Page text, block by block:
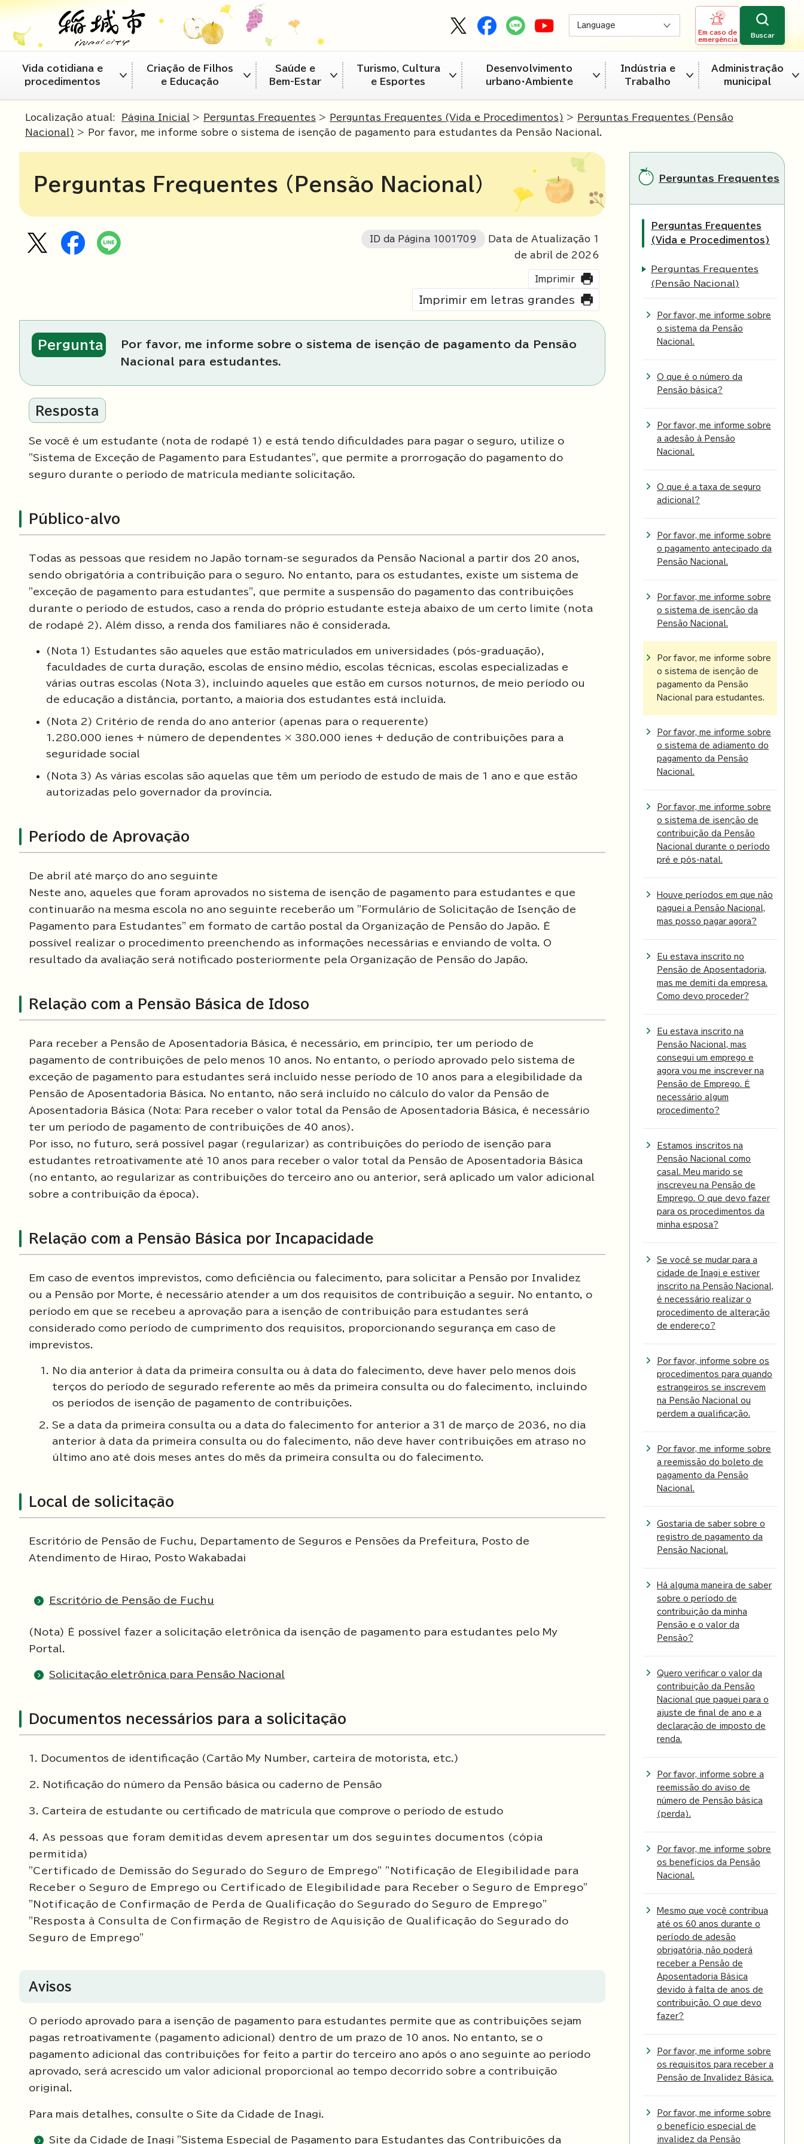
Language
Em caso de
emergência
Buscar
Vida cotidiana e
procedimentos
Criação de Filhos
e Educação
Saúde e
Bem-Estar
Turismo, Cultura
e Esportes
Desenvolvimento
urbano・Ambiente
Indústria e
Trabalho
Administração
municipal
Localização atual: Página Inicial > Perguntas Frequentes > Perguntas Frequentes (Vida e Procedimentos) >
Perguntas Frequentes (Pensão
Nacional) > Por favor, me informe sobre o sistema de isenção de pagamento para estudantes da Pensão Nacional.
Perguntas Frequentes (Pensão Nacional)
ID da Página 1001709
Data de Atualização 1
de abril de 2026
Imprimir
Imprimir em letras grandes
Pergunta
Por favor, me informe sobre o sistema de isenção de pagamento da Pensão
Nacional para estudantes.
Resposta
Se você é um estudante (nota de rodapé 1) e está tendo dificuldades para pagar o seguro, utilize o
"Sistema de Exceção de Pagamento para Estudantes", que permite a prorrogação do pagamento do
seguro durante o período de matrícula mediante solicitação.
Público-alvo
Todas as pessoas que residem no Japão tornam-se segurados da Pensão Nacional a partir dos 20 anos,
sendo obrigatória a contribuição para o seguro. No entanto, para os estudantes, existe um sistema de
"exceção de pagamento para estudantes", que permite a suspensão do pagamento das contribuições
durante o período de estudos, caso a renda do próprio estudante esteja abaixo de um certo limite (nota
de rodapé 2). Além disso, a renda dos familiares não é considerada.
(Nota 1) Estudantes são aqueles que estão matriculados em universidades (pós-graduação),
faculdades de curta duração, escolas de ensino médio, escolas técnicas, escolas especializadas e
várias outras escolas (Nota 3), incluindo aqueles que estão em cursos noturnos, de meio período ou
de educação a distância, portanto, a maioria dos estudantes está incluída.
(Nota 2) Critério de renda do ano anterior (apenas para o requerente)
1.280.000 ienes + número de dependentes × 380.000 ienes + dedução de contribuições para a
seguridade social
(Nota 3) As várias escolas são aquelas que têm um período de estudo de mais de 1 ano e que estão
autorizadas pelo governador da província.
Período de Aprovação
De abril até março do ano seguinte
Neste ano, aqueles que foram aprovados no sistema de isenção de pagamento para estudantes e que
continuarão na mesma escola no ano seguinte receberão um "Formulário de Solicitação de Isenção de
Pagamento para Estudantes" em formato de cartão postal da Organização de Pensão do Japão. É
possível realizar o procedimento preenchendo as informações necessárias e enviando de volta. O
resultado da avaliação será notificado posteriormente pela Organização de Pensão do Japão.
Relação com a Pensão Básica de Idoso
Para receber a Pensão de Aposentadoria Básica, é necessário, em princípio, ter um período de
pagamento de contribuições de pelo menos 10 anos. No entanto, o período aprovado pelo sistema de
exceção de pagamento para estudantes será incluído nesse período de 10 anos para a elegibilidade da
Pensão de Aposentadoria Básica. No entanto, não será incluído no cálculo do valor da Pensão de
Aposentadoria Básica (Nota: Para receber o valor total da Pensão de Aposentadoria Básica, é necessário
ter um período de pagamento de contribuições de 40 anos).
Por isso, no futuro, será possível pagar (regularizar) as contribuições do período de isenção para
estudantes retroativamente até 10 anos para receber o valor total da Pensão de Aposentadoria Básica
(no entanto, ao regularizar as contribuições do terceiro ano ou anterior, será aplicado um valor adicional
sobre a contribuição da época).
Relação com a Pensão Básica por Incapacidade
Em caso de eventos imprevistos, como deficiência ou falecimento, para solicitar a Pensão por Invalidez
ou a Pensão por Morte, é necessário atender a um dos requisitos de contribuição a seguir. No entanto, o
período em que se recebeu a aprovação para a isenção de contribuição para estudantes será
considerado como período de cumprimento dos requisitos, proporcionando segurança em caso de
imprevistos.
No dia anterior à data da primeira consulta ou à data do falecimento, deve haver pelo menos dois
terços do período de segurado referente ao mês da primeira consulta ou do falecimento, incluindo
os períodos de isenção de pagamento de contribuições.
Se a data da primeira consulta ou a data do falecimento for anterior a 31 de março de 2036, no dia
anterior à data da primeira consulta ou do falecimento, não deve haver contribuições em atraso no
último ano até dois meses antes do mês da primeira consulta ou do falecimento.
Local de solicitação
Escritório de Pensão de Fuchu, Departamento de Seguros e Pensões da Prefeitura, Posto de
Atendimento de Hirao, Posto Wakabadai
Escritório de Pensão de Fuchu
(Nota) É possível fazer a solicitação eletrônica da isenção de pagamento para estudantes pelo My
Portal.
Solicitação eletrônica para Pensão Nacional
Documentos necessários para a solicitação
1. Documentos de identificação (Cartão My Number, carteira de motorista, etc.)
2. Notificação do número da Pensão básica ou caderno de Pensão
3. Carteira de estudante ou certificado de matrícula que comprove o período de estudo
4. As pessoas que foram demitidas devem apresentar um dos seguintes documentos (cópia
permitida)
"Certificado de Demissão do Segurado do Seguro de Emprego" "Notificação de Elegibilidade para
Receber o Seguro de Emprego ou Certificado de Elegibilidade para Receber o Seguro de Emprego"
"Notificação de Confirmação de Perda de Qualificação do Segurado do Seguro de Emprego"
"Resposta à Consulta de Confirmação de Registro de Aquisição de Qualificação do Segurado do
Seguro de Emprego"
Avisos
O período aprovado para a isenção de pagamento para estudantes permite que as contribuições sejam
pagas retroativamente (pagamento adicional) dentro de um prazo de 10 anos. No entanto, se o
pagamento adicional das contribuições for feito a partir do terceiro ano após o ano seguinte ao período
aprovado, será acrescido um valor adicional proporcional ao tempo decorrido sobre a contribuição
original.
Para mais detalhes, consulte o Site da Cidade de Inagi.
Site da Cidade de Inagi "Sistema Especial de Pagamento para Estudantes das Contribuições da
Perguntas Frequentes
Perguntas Frequentes
(Vida e Procedimentos)
Perguntas Frequentes
(Pensão Nacional)
Por favor, me informe sobre
o sistema da Pensão
Nacional.
O que é o número da
Pensão básica?
Por favor, me informe sobre
a adesão à Pensão
Nacional.
O que é a taxa de seguro
adicional?
Por favor, me informe sobre
o pagamento antecipado da
Pensão Nacional.
Por favor, me informe sobre
o sistema de isenção da
Pensão Nacional.
Por favor, me informe sobre
o sistema de isenção de
pagamento da Pensão
Nacional para estudantes.
Por favor, me informe sobre
o sistema de adiamento do
pagamento da Pensão
Nacional.
Por favor, me informe sobre
o sistema de isenção de
contribuição da Pensão
Nacional durante o período
pré e pós-natal.
Houve períodos em que não
paguei a Pensão Nacional,
mas posso pagar agora?
Eu estava inscrito no
Pensão de Aposentadoria,
mas me demiti da empresa.
Como devo proceder?
Eu estava inscrito na
Pensão Nacional, mas
consegui um emprego e
agora vou me inscrever na
Pensão de Emprego. É
necessário algum
procedimento?
Estamos inscritos na
Pensão Nacional como
casal. Meu marido se
inscreveu na Pensão de
Emprego. O que devo fazer
para os procedimentos da
minha esposa?
Se você se mudar para a
cidade de Inagi e estiver
inscrito na Pensão Nacional,
é necessário realizar o
procedimento de alteração
de endereço?
Por favor, informe sobre os
procedimentos para quando
estrangeiros se inscrevem
na Pensão Nacional ou
perdem a qualificação.
Por favor, me informe sobre
a reemissão do boleto de
pagamento da Pensão
Nacional.
Gostaria de saber sobre o
registro de pagamento da
Pensão Nacional.
Há alguma maneira de saber
sobre o período de
contribuição da minha
Pensão e o valor da
Pensão?
Quero verificar o valor da
contribuição da Pensão
Nacional que paguei para o
ajuste de final de ano e a
declaração de imposto de
renda.
Por favor, informe sobre a
reemissão do aviso de
número de Pensão básica
(perda).
Por favor, me informe sobre
os benefícios da Pensão
Nacional.
Mesmo que você contribua
até os 60 anos durante o
período de adesão
obrigatória, não poderá
receber a Pensão de
Aposentadoria Básica
devido à falta de anos de
contribuição. O que devo
fazer?
Por favor, me informe sobre
os requisitos para receber a
Pensão de Invalidez Básica.
Por favor, me informe sobre
o benefício especial de
invalidez da Pensão